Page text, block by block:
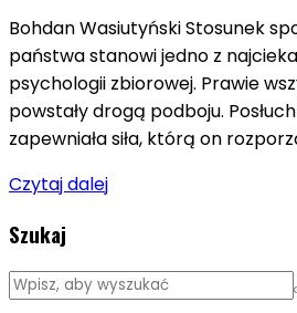
Bohdan Wasiutyński Stosunek
państwa stanowi jedno z
psychologii zbiorowej. Prawie
powstały drogą podboju.
zapewniała siła, którą on
Czytaj dalej
Szukaj